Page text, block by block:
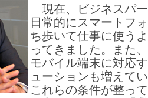
現在、ビジネスパ
日常的にスマートフ
ち歩いて仕事に使う
ってきました。また
モバイル端末に対応
ューションも増えて
これらの条件が整っ